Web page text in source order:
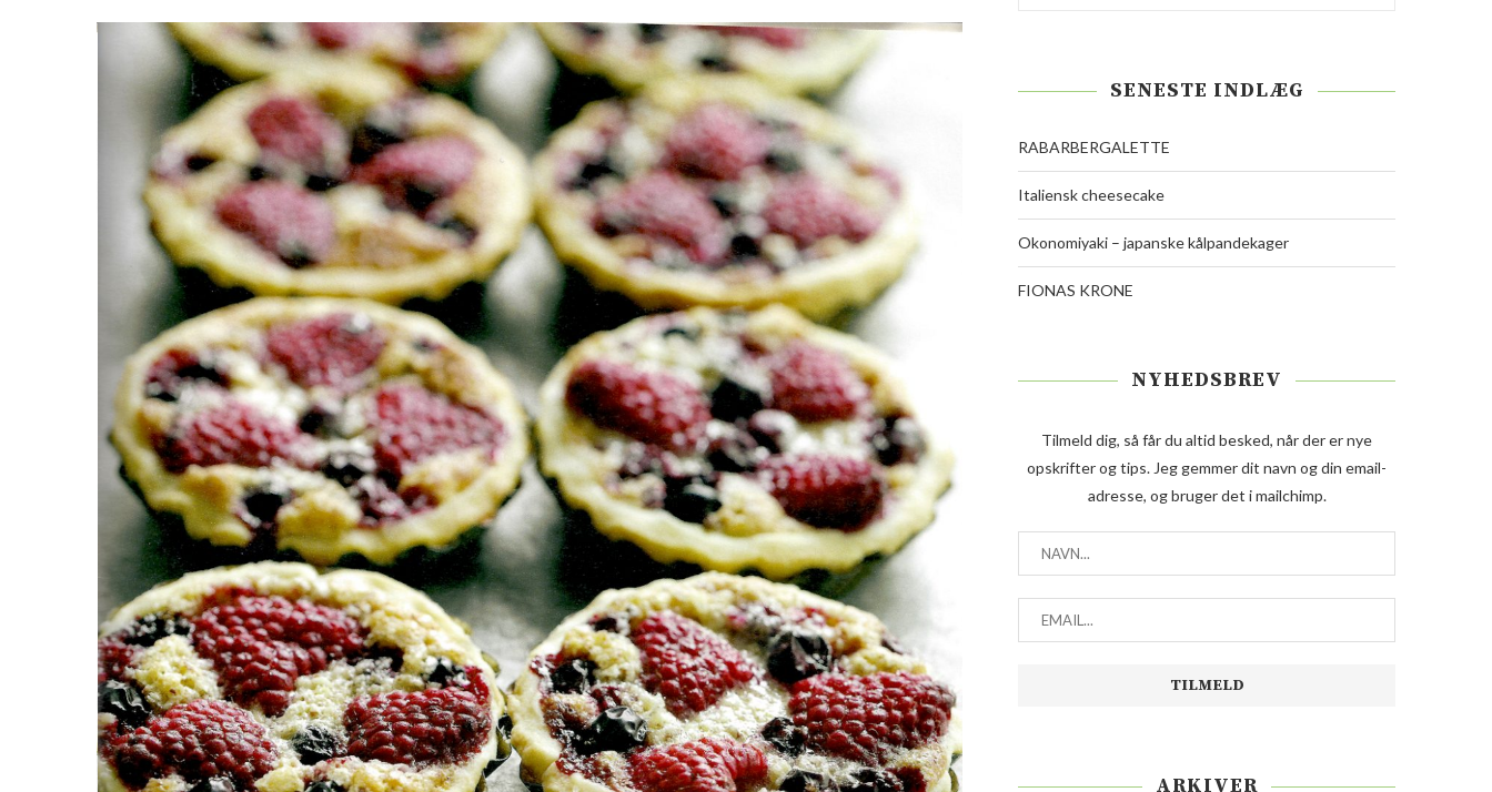
SENESTE INDLÆG
RABARBERGALETTE
Italiensk cheesecake
Okonomiyaki – japanske kålpandekager
FIONAS KRONE
NYHEDSBREV
Tilmeld dig, så får du altid besked, når der er nye
opskrifter og tips. Jeg gemmer dit navn og din email-
adresse, og bruger det i mailchimp.
ARKIVER